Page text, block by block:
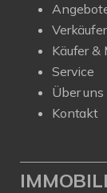
Käufer &
Service
Über uns
Kontakt